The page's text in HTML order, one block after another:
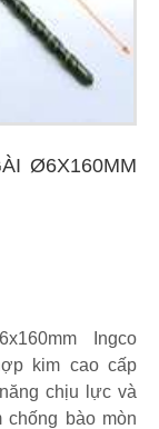
Ø6X160MM
Ingco
kim cao cấp
chịu lực và
chống bào mòn